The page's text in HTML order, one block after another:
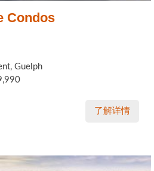
Condos
Guelph
了解详情